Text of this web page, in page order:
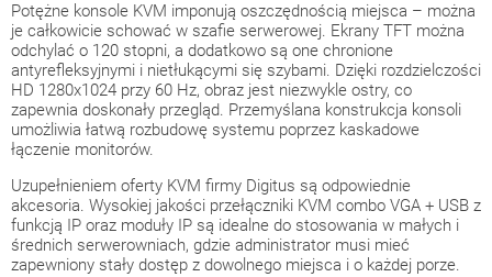
Potężne konsole KVM imponują oszczędnością miejsca – można
je całkowicie schować w szafie serwerowej. Ekrany TFT można
odchylać o 120 stopni, a dodatkowo są one chronione
antyrefleksyjnymi i nietłukącymi się szybami. Dzięki rozdzielczości
HD 1280x1024 przy 60 Hz, obraz jest niezwykle ostry, co
zapewnia doskonały przegląd. Przemyślana konstrukcja konsoli
umożliwia łatwą rozbudowę systemu poprzez kaskadowe
łączenie monitorów.
Uzupełnieniem oferty KVM firmy Digitus są odpowiednie
akcesoria. Wysokiej jakości przełączniki KVM combo VGA + USB z
funkcją IP oraz moduły IP są idealne do stosowania w małych i
średnich serwerowniach, gdzie administrator musi mieć
zapewniony stały dostęp z dowolnego miejsca i o każdej porze.